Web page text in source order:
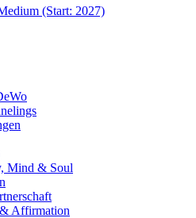
Mind & Soul
& Affirmation
leicht gemacht
Orte